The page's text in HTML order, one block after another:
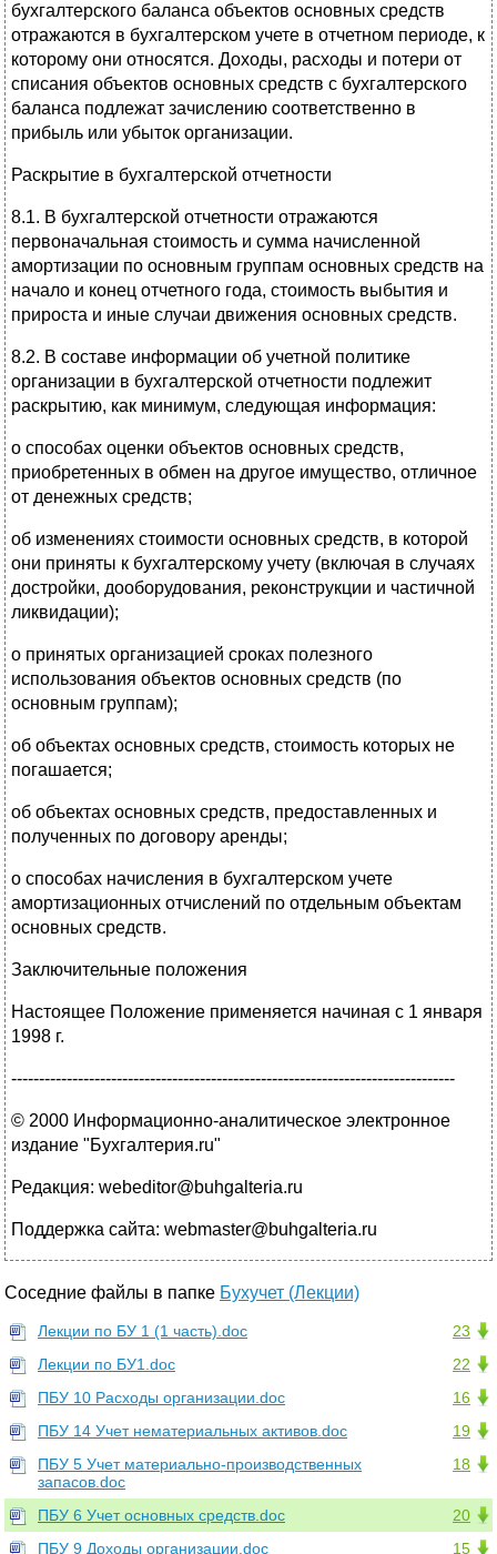
бухгалтерского баланса объектов основных средств
отражаются в бухгалтерском учете в отчетном периоде, к
которому они относятся. Доходы, расходы и потери от
списания объектов основных средств с бухгалтерского
баланса подлежат зачислению соответственно в
прибыль или убыток организации.
Раскрытие в бухгалтерской отчетности
8.1. В бухгалтерской отчетности отражаются
первоначальная стоимость и сумма начисленной
амортизации по основным группам основных средств на
начало и конец отчетного года, стоимость выбытия и
прироста и иные случаи движения основных средств.
8.2. В составе информации об учетной политике
организации в бухгалтерской отчетности подлежит
раскрытию, как минимум, следующая информация:
о способах оценки объектов основных средств,
приобретенных в обмен на другое имущество, отличное
от денежных средств;
об изменениях стоимости основных средств, в которой
они приняты к бухгалтерскому учету (включая в случаях
достройки, дооборудования, реконструкции и частичной
ликвидации);
о принятых организацией сроках полезного
использования объектов основных средств (по
основным группам);
об объектах основных средств, стоимость которых не
погашается;
об объектах основных средств, предоставленных и
полученных по договору аренды;
о способах начисления в бухгалтерском учете
амортизационных отчислений по отдельным объектам
основных средств.
Заключительные положения
Настоящее Положение применяется начиная с 1 января
1998 г.
--------------------------------------------------------------------------------
© 2000 Информационно-аналитическое электронное
издание "Бухгалтерия.ru"
Редакция: webeditor@buhgalteria.ru
Поддержка сайта: webmaster@buhgalteria.ru
Соседние файлы в папке Бухучет (Лекции)
23
Лекции по БУ 1 (1 часть).doc
22
Лекции по БУ1.doc
16
ПБУ 10 Расходы организации.doc
19
ПБУ 14 Учет нематериальных активов.doc
18
ПБУ 5 Учет материально-производственных
запасов.doc
20
ПБУ 6 Учет основных средств.doc
15
ПБУ 9 Доходы организации.doc